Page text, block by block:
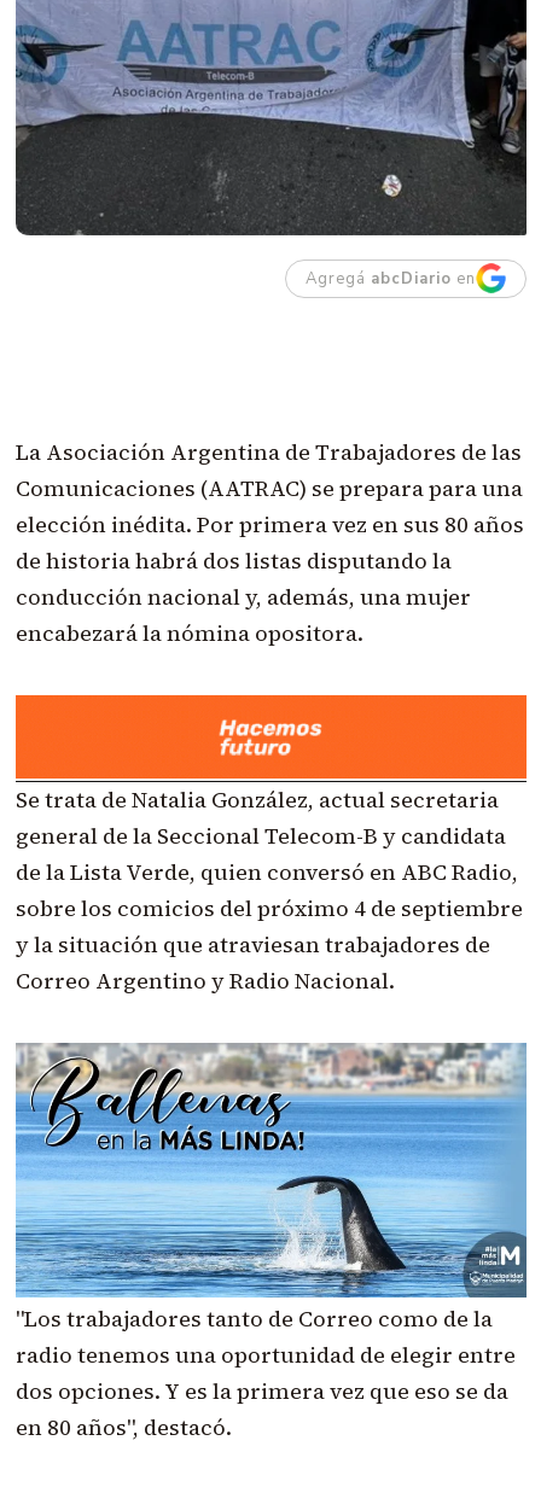
Agregá abcDiario en
La Asociación Argentina de Trabajadores de las
Comunicaciones (AATRAC) se prepara para una
elección inédita. Por primera vez en sus 80 años
de historia habrá dos listas disputando la
conducción nacional y, además, una mujer
encabezará la nómina opositora.
Se trata de Natalia González, actual secretaria
general de la Seccional Telecom-B y candidata
de la Lista Verde, quien conversó en ABC Radio,
sobre los comicios del próximo 4 de septiembre
y la situación que atraviesan trabajadores de
Correo Argentino y Radio Nacional.
"Los trabajadores tanto de Correo como de la
radio tenemos una oportunidad de elegir entre
dos opciones. Y es la primera vez que eso se da
en 80 años", destacó.